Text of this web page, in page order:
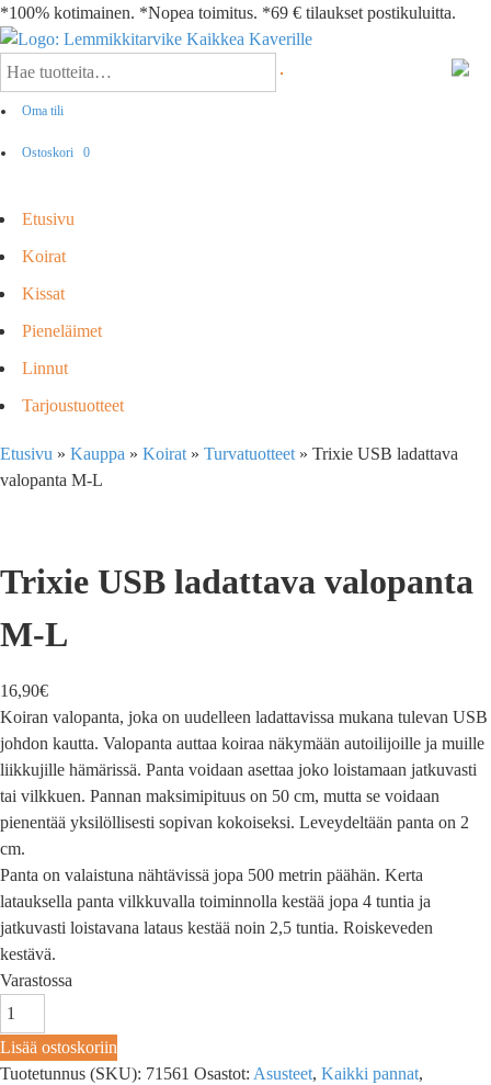
*100% kotimainen. *Nopea toimitus. *69 € tilaukset postikuluitta.
Oma tili
Ostoskori 0
Etusivu
Koirat
Kissat
Pieneläimet
Linnut
Tarjoustuotteet
Etusivu » Kauppa » Koirat » Turvatuotteet » Trixie USB ladattava
valopanta M-L
Trixie USB ladattava valopanta
M-L
16,90€
Koiran valopanta, joka on uudelleen ladattavissa mukana tulevan USB
johdon kautta. Valopanta auttaa koiraa näkymään autoilijoille ja muille
liikkujille hämärissä. Panta voidaan asettaa joko loistamaan jatkuvasti
tai vilkkuen. Pannan maksimipituus on 50 cm, mutta se voidaan
pienentää yksilöllisesti sopivan kokoiseksi. Leveydeltään panta on 2
cm.
Panta on valaistuna nähtävissä jopa 500 metrin päähän. Kerta
latauksella panta vilkkuvalla toiminnolla kestää jopa 4 tuntia ja
jatkuvasti loistavana lataus kestää noin 2,5 tuntia. Roiskeveden
kestävä.
Varastossa
Lisää ostoskoriin
Tuotetunnus (SKU): 71561 Osastot: Asusteet, Kaikki pannat,